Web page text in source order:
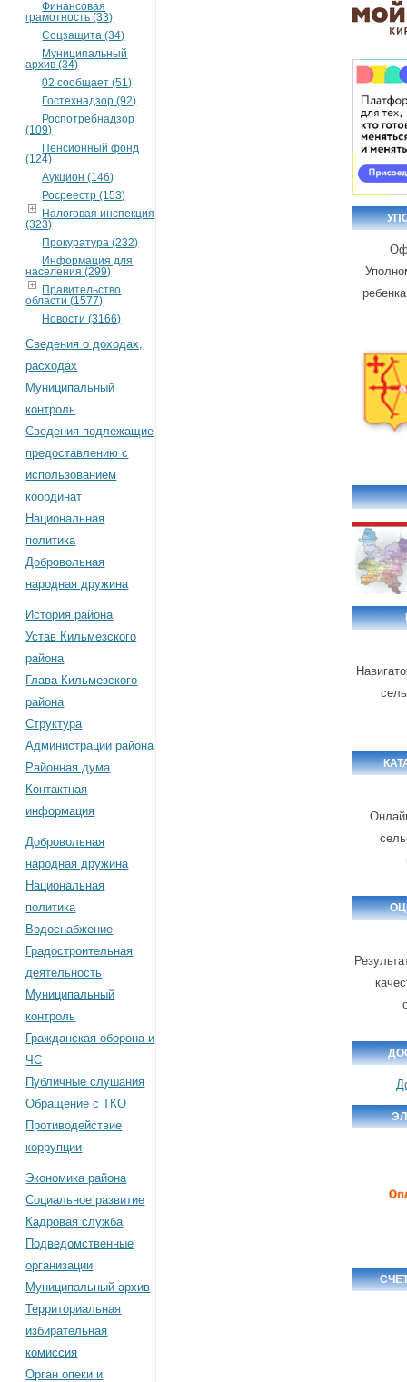
Финансовая
грамотность (33)
Соцзащита (34)
Муниципальный
архив (34)
02 сообщает (51)
Гостехнадзор (92)
Роспотребнадзор
(109)
Пенсионный фонд
(124)
Аукцион (146)
Росреестр (153)
Налоговая инспекция
(323)
Прокуратура (232)
Информация для
населения (299)
Правительство
области (1577)
Новости (3166)
Сведения о доходах,
расходах
Муниципальный
контроль
Сведения подлежащие
предоставлению с
использованием
координат
Национальная
политика
Добровольная
народная дружина
История района
Устав Кильмезского
района
Глава Кильмезского
района
Структура
Администрации района
Районная дума
Контактная
информация
Добровольная
народная дружина
Национальная
политика
Водоснабжение
Градостроительная
деятельность
Муниципальный
контроль
Гражданская оборона и
ЧС
Публичные слушания
Обращение с ТКО
Противодействие
коррупции
Экономика района
Социальное развитие
Кадровая служба
Подведомственные
организации
Муниципальный архив
Территориальная
избирательная
комиссия
Орган опеки и